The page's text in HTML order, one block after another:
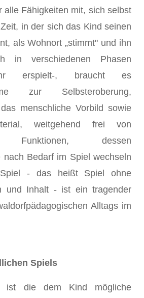
alle Fähigkeiten mit, sich selbst
in der sich das Kind seinen
als Wohnort „stimmt" und ihn
in verschiedenen Phasen
erspielt-, braucht es
zur Selbsteroberung,
menschliche Vorbild sowie
weitgehend frei von
Funktionen, dessen
nach Bedarf im Spiel wechseln
- das heißt Spiel ohne
und Inhalt - ist ein tragender
Alltags im
Spiels
ist die dem Kind mögliche